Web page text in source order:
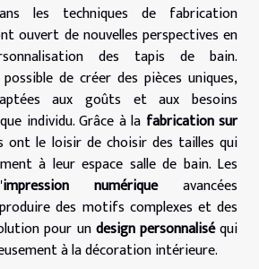
les techniques de fabrication
ouvert de nouvelles perspectives en
des tapis de bain.
de créer des pièces uniques,
aux goûts et aux besoins
individu. Grâce à la fabrication sur
ont le loisir de choisir des tailles qui
à leur espace salle de bain. Les
impression numériqueavancées
des motifs complexes et des
pour undesign personnaliséqui
à la décoration intérieure.